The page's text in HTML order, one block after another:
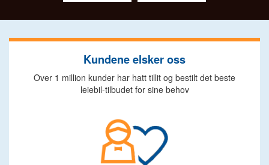
Kundene elsker oss
Over 1 million kunder har hatt tillit og bestilt det beste
leiebil-tilbudet for sine behov